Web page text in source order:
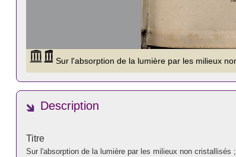
Description
Titre
Sur l'absorption de la lumière par les milieux non